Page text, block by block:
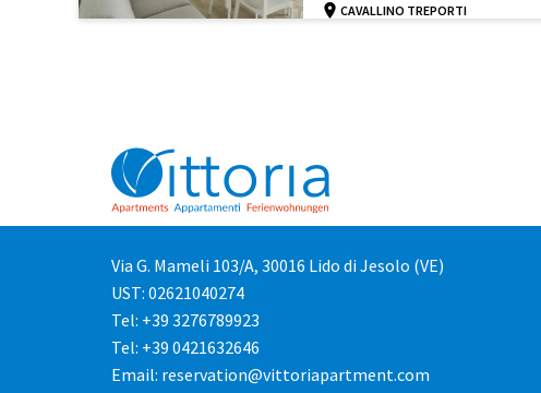
CAVALLINO TREPORTI
Via G. Mameli 103/A, 30016 Lido di Jesolo (VE)
UST: 02621040274
Tel: +39 3276789923
Tel: +39 0421632646
Email: reservation@vittoriapartment.com